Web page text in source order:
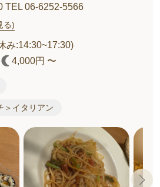
TEL 06-6252-5566
る)
み:14:30~17:30)
4,000円 〜
＞イタリアン